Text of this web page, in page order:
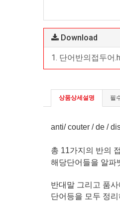
Download
1. 단어반의접두어
상품상세설명 필
anti/ couter / de /
총 11가지의 반의
해당단어들을 알파
반대말 그리고 품
단어등을 모두 정